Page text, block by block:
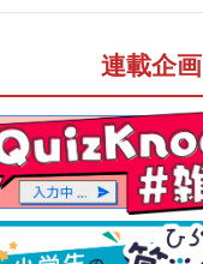
連載企画